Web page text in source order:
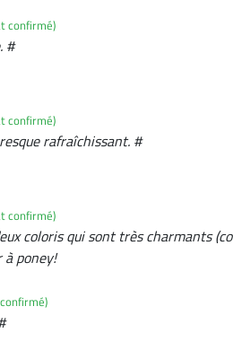
confirmé)
#
confirmé)
rafraîchissant. #
confirmé)
coloris qui sont très charmants
poney!